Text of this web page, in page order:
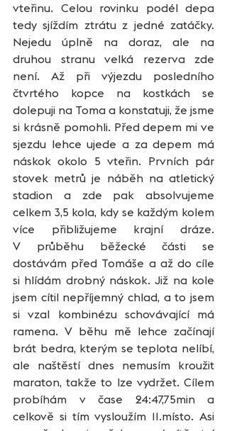
vteřinu. Celou rovinku podél depa
tedy sjíždím ztrátu z jedné zatáčky.
Nejedu úplně na doraz, ale na
druhou stranu velká rezerva zde
není. Až při výjezdu posledního
čtvrtého kopce na kostkách se
dolepuji na Toma a konstatuji, že jsme
si krásně pomohli. Před depem mi ve
sjezdu lehce ujede a za depem má
náskok okolo 5 vteřin. Prvních pár
stovek metrů je náběh na atletický
stadion a zde pak absolvujeme
celkem 3,5 kola, kdy se každým kolem
více přibližujeme krajní dráze.
V průběhu běžecké části se
dostávám před Tomáše a až do cíle
si hlídám drobný náskok. Již na kole
jsem cítil nepříjemný chlad, a to jsem
si vzal kombinézu schovávající má
ramena. V běhu mě lehce začínají
brát bedra, kterým se teplota nelíbí,
ale naštěstí dnes nemusím kroužit
maraton, takže to lze vydržet. Cílem
probíhám v čase 24:47,75min a
celkově si tím vysloužím 11.místo. Asi